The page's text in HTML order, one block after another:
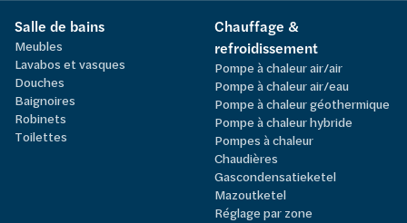
Salle de bains
Meubles
Lavabos et vasques
Douches
Baignoires
Robinets
Toilettes
Chauffage &
refroidissement
Pompe à chaleur air/air
Pompe à chaleur air/eau
Pompe à chaleur géothermique
Pompe à chaleur hybride
Pompes à chaleur
Chaudières
Gascondensatieketel
Mazoutketel
Réglage par zone